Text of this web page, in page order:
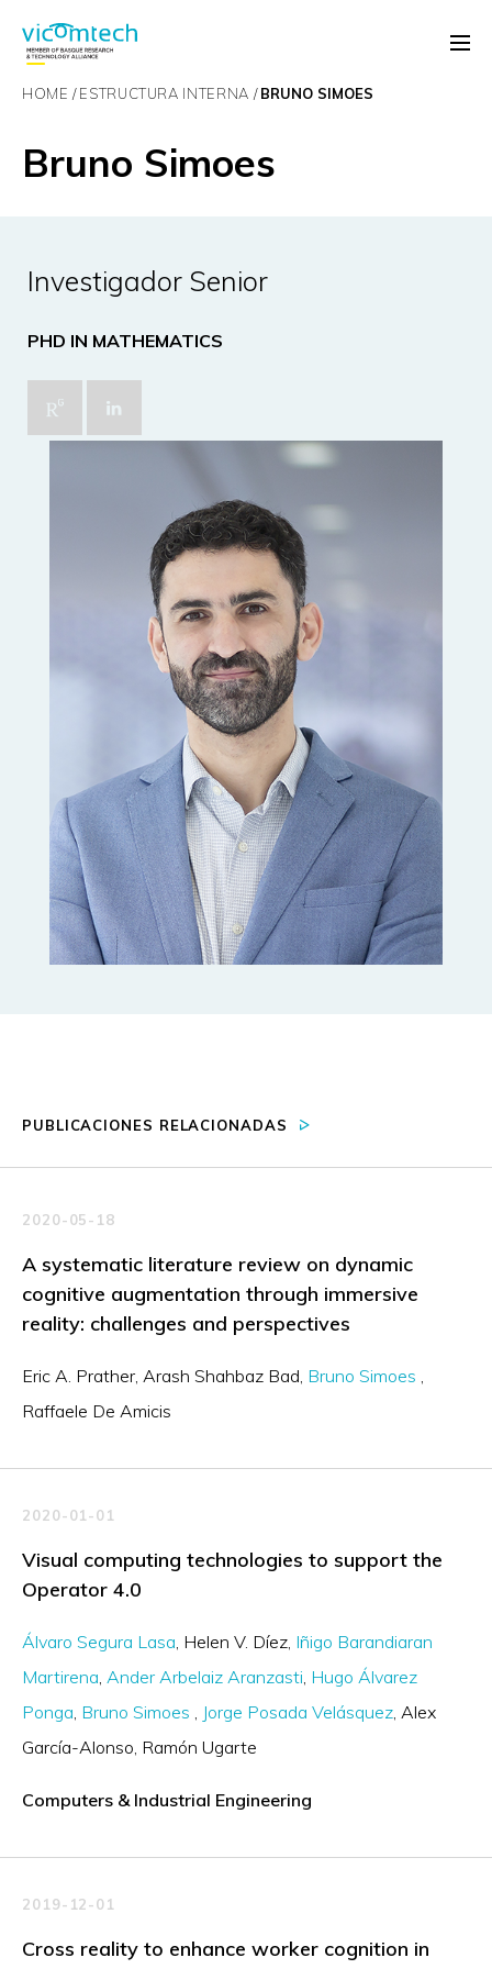
HOME ESTRUCTURA INTERNA BRUNO SIMOES
Bruno Simoes
Investigador Senior
PHD IN MATHEMATICS
PUBLICACIONES RELACIONADAS
2020-05-18
A systematic literature review on dynamic
cognitive augmentation through immersive
reality: challenges and perspectives
Eric A. Prather Arash Shahbaz Bad Bruno Simoes
Raffaele De Amicis
2020-01-01
Visual computing technologies to support the
Operator 4.0
Álvaro Segura Lasa Helen V. Díez Iñigo Barandiaran
Martirena Ander Arbelaiz Aranzasti Hugo Álvarez
Ponga Bruno Simoes Jorge Posada Velásquez Alex
García-Alonso Ramón Ugarte
Computers & Industrial Engineering
2019-12-01
Cross reality to enhance worker cognition in